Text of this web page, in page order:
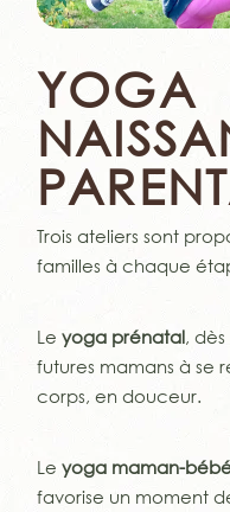
YOGA
Trois ateliers sont
familles à chaque
Leyoga prénatal,
futures mamans à se
corps, en douceur.
Leyoga maman-
favorise un moment